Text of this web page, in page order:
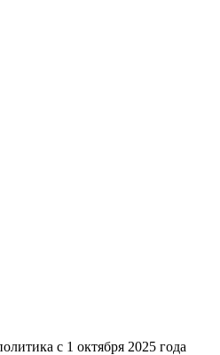
с 1 октября 2025 года